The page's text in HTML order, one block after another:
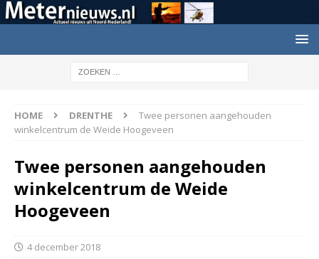
HOME DRENTHE
Twee personen aangehouden
winkelcentrum de Weide Hoogeveen
Twee personen aangehouden
winkelcentrum de Weide
Hoogeveen
4 december 2018